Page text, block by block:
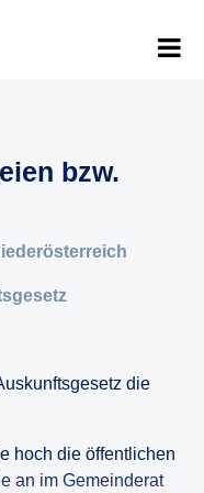
bzw.
die
hoch die öffentlichen
an im Gemeinderat